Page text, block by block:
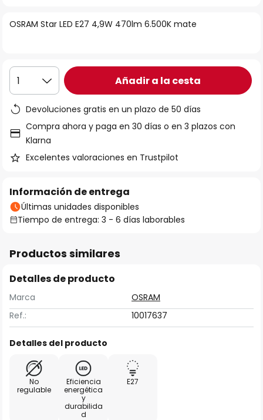
la
imágenes
OSRAM Star LED E27 4,9W 470lm 6.500K mate
1 Añadir a la cesta
Devoluciones gratis en un plazo de 50 días
Compra ahora y paga en 30 días o en 3 plazos con
Klarna
Excelentes valoraciones en Trustpilot
Información de entrega
Últimas unidades disponibles
Tiempo de entrega: 3 - 6 días laborables
Productos similares
Detalles de producto
Marca
OSRAM
Ref.:
10017637
Detalles del producto
No
regulable
Eficiencia
energética
y
durabilida
d
E27